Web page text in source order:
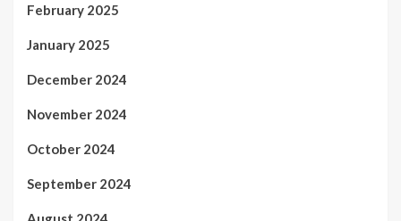
February 2025
January 2025
December 2024
November 2024
October 2024
September 2024